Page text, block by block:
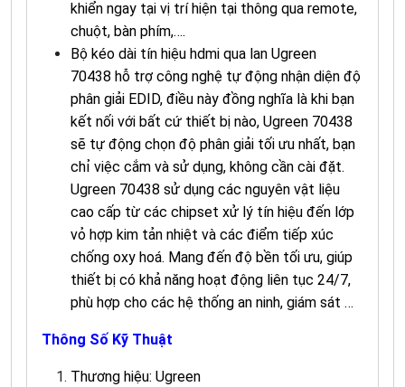
khiển ngay tại vị trí hiện tại thông qua remote,
chuột, bàn phím,….
Bộ kéo dài tín hiệu hdmi qua lan Ugreen
70438 hỗ trợ công nghệ tự động nhận diện độ
phân giải EDID, điều này đồng nghĩa là khi bạn
kết nối với bất cứ thiết bị nào, Ugreen 70438
sẽ tự động chọn độ phân giải tối ưu nhất, bạn
chỉ việc cắm và sử dụng, không cần cài đặt.
Ugreen 70438 sử dụng các nguyên vật liệu
cao cấp từ các chipset xử lý tín hiệu đến lớp
vỏ hợp kim tản nhiệt và các điểm tiếp xúc
chống oxy hoá. Mang đến độ bền tối ưu, giúp
thiết bị có khả năng hoạt động liên tục 24/7,
phù hợp cho các hệ thống an ninh, giám sát …
Thông Số Kỹ Thuật
Thương hiệu: Ugreen